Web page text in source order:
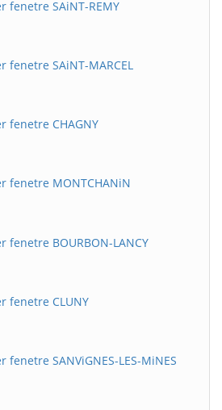
fenetre SAiNT-REMY
SAiNT-MARCEL
fenetre CHAGNY
fenetre MONTCHANiN
fenetre BOURBON-LANCY
fenetre CLUNY
SANViGNES-LES-MiNES